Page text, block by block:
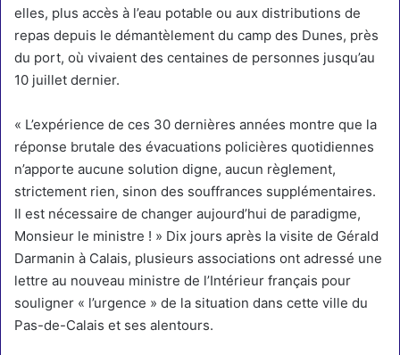
elles, plus accès à l’eau potable ou aux distributions de
repas depuis le démantèlement du camp des Dunes, près
du port, où vivaient des centaines de personnes jusqu’au
10 juillet dernier.
« L’expérience de ces 30 dernières années montre que la
réponse brutale des évacuations policières quotidiennes
n’apporte aucune solution digne, aucun règlement,
strictement rien, sinon des souffrances supplémentaires.
Il est nécessaire de changer aujourd’hui de paradigme,
Monsieur le ministre ! » Dix jours après la visite de Gérald
Darmanin à Calais, plusieurs associations ont adressé une
lettre au nouveau ministre de l’Intérieur français pour
souligner « l’urgence » de la situation dans cette ville du
Pas-de-Calais et ses alentours.